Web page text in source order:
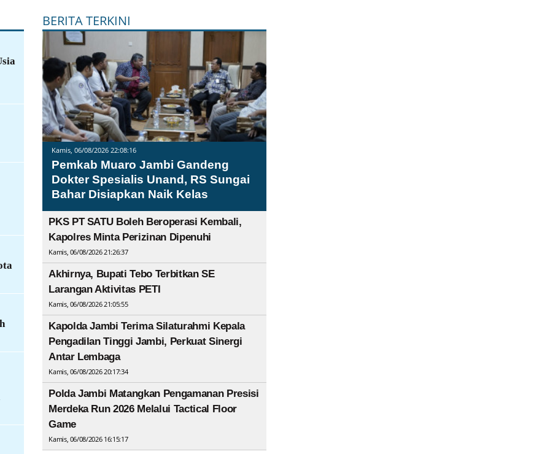
BERITA TERKINI
Kamis, 06/08/2026 22:08:16
Pemkab Muaro Jambi Gandeng
Dokter Spesialis Unand, RS Sungai
Bahar Disiapkan Naik Kelas
PKS PT SATU Boleh Beroperasi Kembali,
Kapolres Minta Perizinan Dipenuhi
Kamis, 06/08/2026 21:26:37
Akhirnya, Bupati Tebo Terbitkan SE
Larangan Aktivitas PETI
Kamis, 06/08/2026 21:05:55
Kapolda Jambi Terima Silaturahmi Kepala
Pengadilan Tinggi Jambi, Perkuat Sinergi
Antar Lembaga
Kamis, 06/08/2026 20:17:34
Polda Jambi Matangkan Pengamanan Presisi
Merdeka Run 2026 Melalui Tactical Floor
Game
Kamis, 06/08/2026 16:15:17